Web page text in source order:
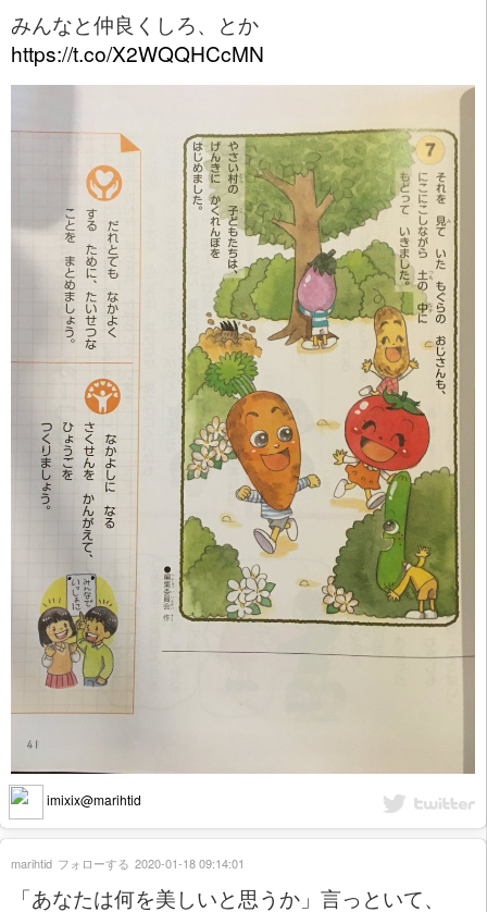
みんなと仲良くしろ、とか
https://t.co/X2WQQHCcMN
imixix@marihtid
「あなたは何を美しいと思うか」言っといて、
marihtid フォローする 2020-01-18 09:14:01